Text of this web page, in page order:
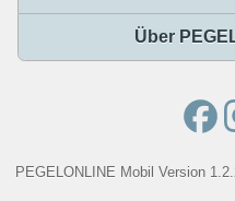
Über
PEGELONLINE Mobil Version